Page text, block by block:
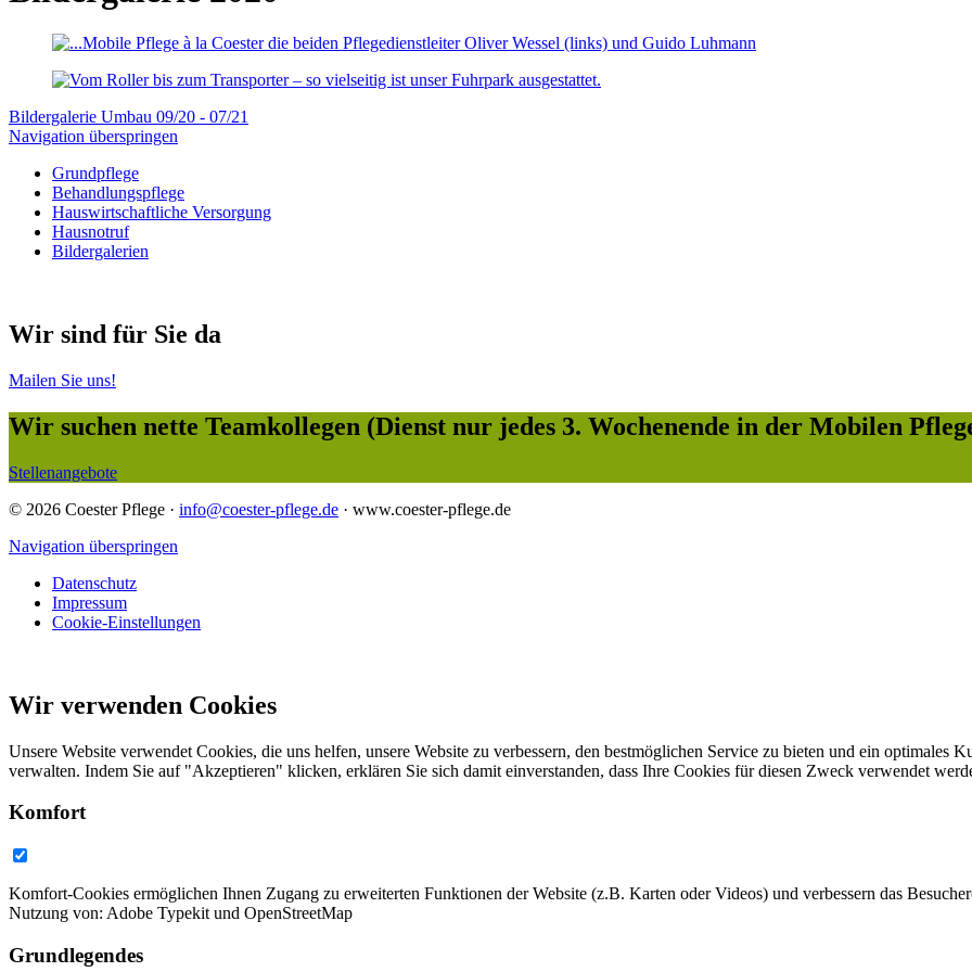
Bildergalerie Umbau 09/20 - 07/21
Navigation überspringen
Grundpflege
Behandlungspflege
Hauswirtschaftliche Versorgung
Hausnotruf
Bildergalerien
Wir sind für Sie da
Mailen Sie uns!
Wir suchen nette Teamkollegen (Dienst nur jedes 3. Wochenende in der Mobilen
Stellenangebote
© 2026 Coester Pflege · info@coester-pflege.de · www.coester-pflege.de
Navigation überspringen
Datenschutz
Impressum
Cookie-Einstellungen
Wir verwenden Cookies
Unsere Website verwendet Cookies, die uns helfen, unsere Website zu verbessern, den bestmöglichen Service zu bieten und ein optimales
verwalten. Indem Sie auf "Akzeptieren" klicken, erklären Sie sich damit einverstanden, dass Ihre Cookies für diesen Zweck verwendet
Komfort
Komfort-Cookies ermöglichen Ihnen Zugang zu erweiterten Funktionen der Website (z.B. Karten oder Videos) und verbessern das
Nutzung von: Adobe Typekit und OpenStreetMap
Grundlegendes